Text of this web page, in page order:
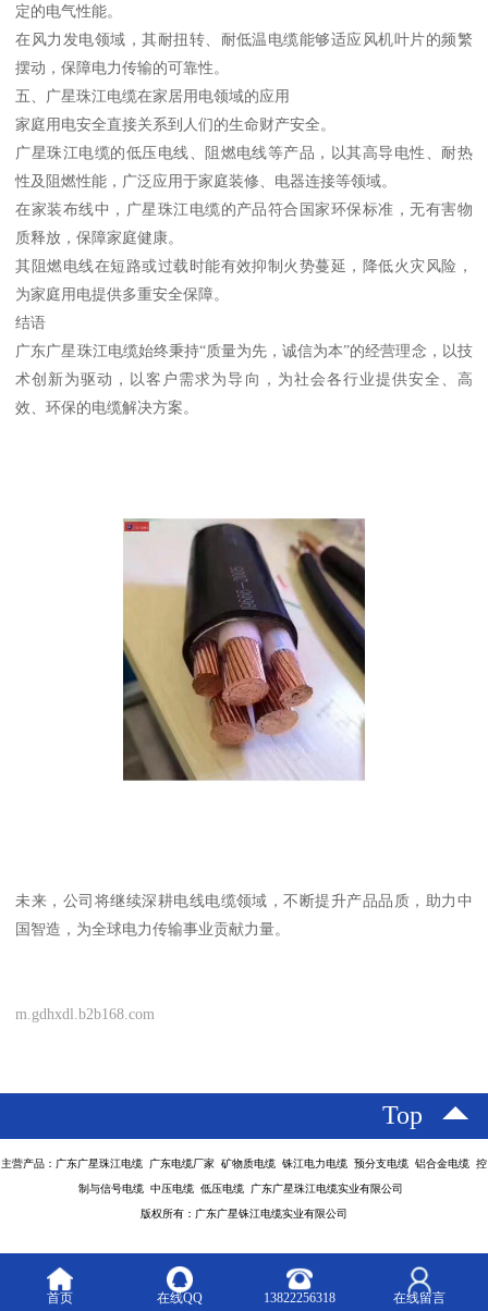
定的电气性能。
在风力发电领域，其耐扭转、耐低温电缆能够适应风机叶片的频繁
摆动，保障电力传输的可靠性。
五、广星珠江电缆在家居用电领域的应用
家庭用电安全直接关系到人们的生命财产安全。
广星珠江电缆的低压电线、阻燃电线等产品，以其高导电性、耐热
性及阻燃性能，广泛应用于家庭装修、电器连接等领域。
在家装布线中，广星珠江电缆的产品符合国家环保标准，无有害物
质释放，保障家庭健康。
其阻燃电线在短路或过载时能有效抑制火势蔓延，降低火灾风险，
为家庭用电提供多重安全保障。
结语
广东广星珠江电缆始终秉持“质量为先，诚信为本”的经营理念，以技
术创新为驱动，以客户需求为导向，为社会各行业提供安全、高
效、环保的电缆解决方案。
未来，公司将继续深耕电线电缆领域，不断提升产品品质，助力中
国智造，为全球电力传输事业贡献力量。
m.gdhxdl.b2b168.com
Top
主营产品：广东广星珠江电缆 广东电缆厂家 矿物质电缆 铢江电力电缆 预分支电缆 铝合金电缆 控
制与信号电缆 中压电缆 低压电缆 广东广星珠江电缆实业有限公司
版权所有：广东广星铢江电缆实业有限公司
首页 在线QQ 13822256318 在线留言